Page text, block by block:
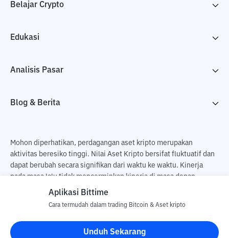
Belajar Crypto
Edukasi
Analisis Pasar
Blog & Berita
Mohon diperhatikan, perdagangan aset kripto merupakan
aktivitas beresiko tinggi. Nilai Aset Kripto bersifat fluktuatif dan
dapat berubah secara signifikan dari waktu ke waktu. Kinerja
pada masa lalu tidak mencerminkan kinerja di masa depan.
Terdapat risiko kehilangan sebagai dampak dari membeli dan
pengguna. PT Utama Aset Digital Indonesia (Bittime) tidak
bertanggung jawab atas perubahan fluktuasi dari nilai tukar Aset
Kripto.
Aplikasi Bittime
Cara termudah dalam trading Bitcoin & Aset kripto
Unduh Sekarang